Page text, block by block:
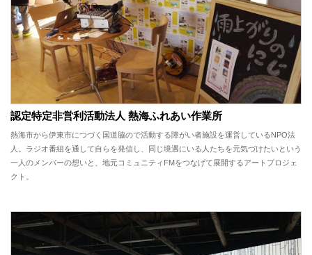
認定特定非営利活動法人 熱海ふれあい作業所
熱海市から伊東市につづく国道脇ので活動する障がい者施設を運営しているNPO法
人。ラジオ番組を通して自らを発信し、同じ境遇にいる人たちを元気づけたいという
一人のメンバーの想いと、地元コミュニティFMをつなげて展開するアートプロジェ
クト。